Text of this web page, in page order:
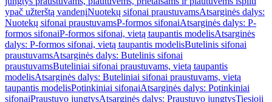
ypač užterštą vandenįNuotekų sifonai praustuvamsAtsarginės dalys:
Nuotekų sifonai praustuvamsP-formos sifonaiAtsarginės dalys: P-
formos sifonaiP-formos sifonai, vietą taupantis modelisAtsarginės
dalys: P-formos sifonai, vietą taupantis modelisButelinis sifonai
praustuvamsAtsarginės dalys: Butelinis sifonai
praustuvamsButeliniai sifonai praustuvams, vietą taupantis
modelisAtsarginės dalys: Buteliniai sifonai praustuvams, vietą
taupantis modelisPotinkiniai sifonaiAtsarginės dalys: Potinkiniai
sifonaiPraustuvo jungtysAtsarginės dalys: Praustuvo jungtysTiesioji